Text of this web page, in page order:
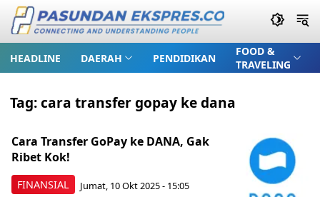
HEADLINE DAERAH PENDIDIKAN
FOOD &
TRAVELING
Tag:cara transfer gopay ke dana
FINANSIAL
Cara Transfer GoPay ke DANA, Gak
Ribet Kok!
Jumat, 10 Okt 2025 - 15:05